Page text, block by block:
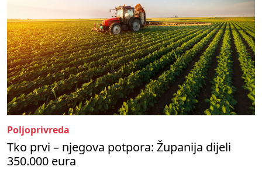
Poljoprivreda
Tko prvi – njegova potpora: Županija dijeli
350.000 eura